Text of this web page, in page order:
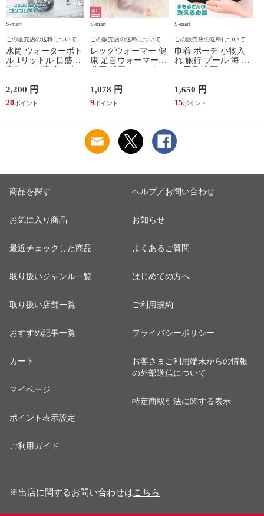
S-mart
この販売店の送料について
水筒 ウォーターボト
ル 1リットル 目盛り
マイボトル 動物 ア
ニマル ゴリラ ごリ
ラックス ゴリゴリボ
2,200 円
20
S-mart
この販売店の送料について
レッグウォーマー 健
康 足首ウォーマー
ふんわり 足湯のよう
なぽかぽかナイトウ
ォーマー inf-26
1,078 円
9
S-mart
この販売店の送料について
巾着 ポーチ 小物入
れ 旅行 プール 海 バ
サウナ ごリラックス
まもるさんの洗える
巾着 ブラック 黒
1,650 円
15
商品を探す
お気に入り商品
最近チェックした商品
取り扱いジャンル一覧
取り扱い店舗一覧
おすすめ記事一覧
カート
マイページ
ポイント表示設定
ご利用ガイド
ヘルプ／お問い合わせ
お知らせ
よくあるご質問
はじめての方へ
ご利用規約
プライバシーポリシー
お客さまご利用端末からの情報
の外部送信について
特定商取引法に関する表示
※出店に関するお問い合わせはこちら